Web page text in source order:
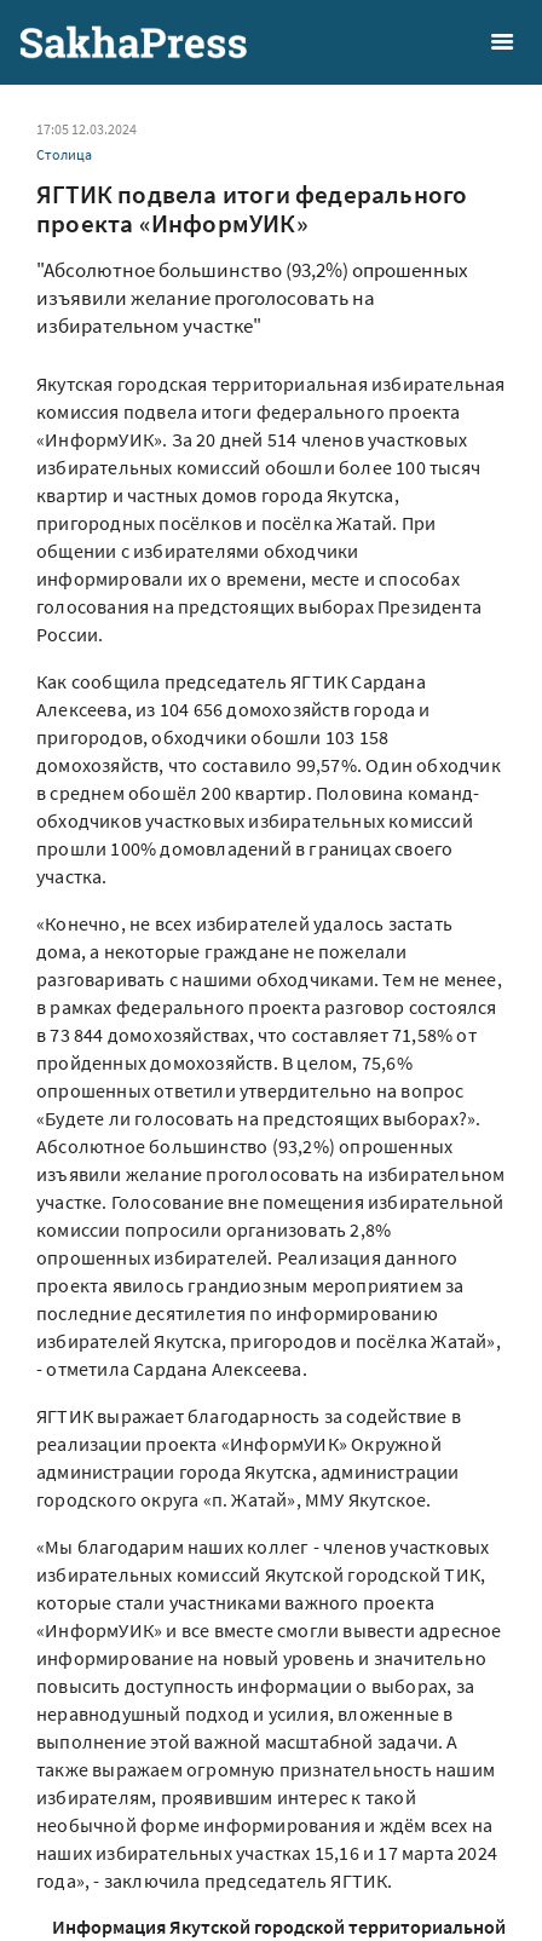
17:05 12.03.2024
Столица
ЯГТИК подвела итоги федерального
проекта «ИнформУИК»
"Абсолютное большинство (93,2%) опрошенных
изъявили желание проголосовать на
избирательном участке"
Якутская городская территориальная избирательная
комиссия подвела итоги федерального проекта
«ИнформУИК». За 20 дней 514 членов участковых
избирательных комиссий обошли более 100 тысяч
квартир и частных домов города Якутска,
пригородных посёлков и посёлка Жатай. При
общении с избирателями обходчики
информировали их о времени, месте и способах
голосования на предстоящих выборах Президента
России.
Как сообщила председатель ЯГТИК Сардана
Алексеева, из 104 656 домохозяйств города и
пригородов, обходчики обошли 103 158
домохозяйств, что составило 99,57%. Один обходчик
в среднем обошёл 200 квартир. Половина команд-
обходчиков участковых избирательных комиссий
прошли 100% домовладений в границах своего
участка.
«Конечно, не всех избирателей удалось застать
дома, а некоторые граждане не пожелали
разговаривать с нашими обходчиками. Тем не менее,
в рамках федерального проекта разговор состоялся
в 73 844 домохозяйствах, что составляет 71,58% от
пройденных домохозяйств. В целом, 75,6%
опрошенных ответили утвердительно на вопрос
«Будете ли голосовать на предстоящих выборах?».
Абсолютное большинство (93,2%) опрошенных
изъявили желание проголосовать на избирательном
участке. Голосование вне помещения избирательной
комиссии попросили организовать 2,8%
опрошенных избирателей. Реализация данного
проекта явилось грандиозным мероприятием за
последние десятилетия по информированию
избирателей Якутска, пригородов и посёлка Жатай»,
- отметила Сардана Алексеева.
ЯГТИК выражает благодарность за содействие в
реализации проекта «ИнформУИК» Окружной
администрации города Якутска, администрации
городского округа «п. Жатай», ММУ Якутское.
«Мы благодарим наших коллег - членов участковых
избирательных комиссий Якутской городской ТИК,
которые стали участниками важного проекта
«ИнформУИК» и все вместе смогли вывести адресное
информирование на новый уровень и значительно
повысить доступность информации о выборах, за
неравнодушный подход и усилия, вложенные в
выполнение этой важной масштабной задачи. А
также выражаем огромную признательность нашим
избирателям, проявившим интерес к такой
необычной форме информирования и ждём всех на
наших избирательных участках 15,16 и 17 марта 2024
года», - заключила председатель ЯГТИК.
Информация Якутской городской территориальной